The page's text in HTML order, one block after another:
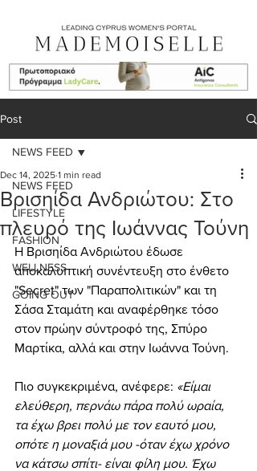
Post
NEWS FEED
LIFESTYLE
FASHION
WELLNESS
GOING OUT
NEWS FEED
Βρισηίδα Ανδριώτου: Στο
πλευρό της Ιωάννας Τούνη
Dec 14, 2025 1 min read
Η Βρισηίδα Ανδριώτου έδωσε
αποκαλυπτική συνέντευξη στο ένθετο
"Secret" των "Παραπολιτικών" και τη
Σάσα Σταμάτη και αναφέρθηκε τόσο
στον πρώην σύντροφό της, Σπύρο
Μαρτίκα, αλλά και στην Ιωάννα Τούνη.
Πιο συγκεκριμένα, ανέφερε: «Είμαι
ελεύθερη, περνάω πάρα πολύ ωραία,
τα έχω βρει πολύ µε τον εαυτό µου,
οπότε η μοναξιά µου -όταν έχω χρόνο
να κάτσω σπίτι- είναι φίλη µου. Έχω